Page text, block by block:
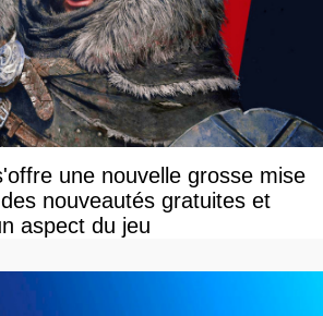
une nouvelle grosse mise
nouveautés gratuites et
aspect du jeu